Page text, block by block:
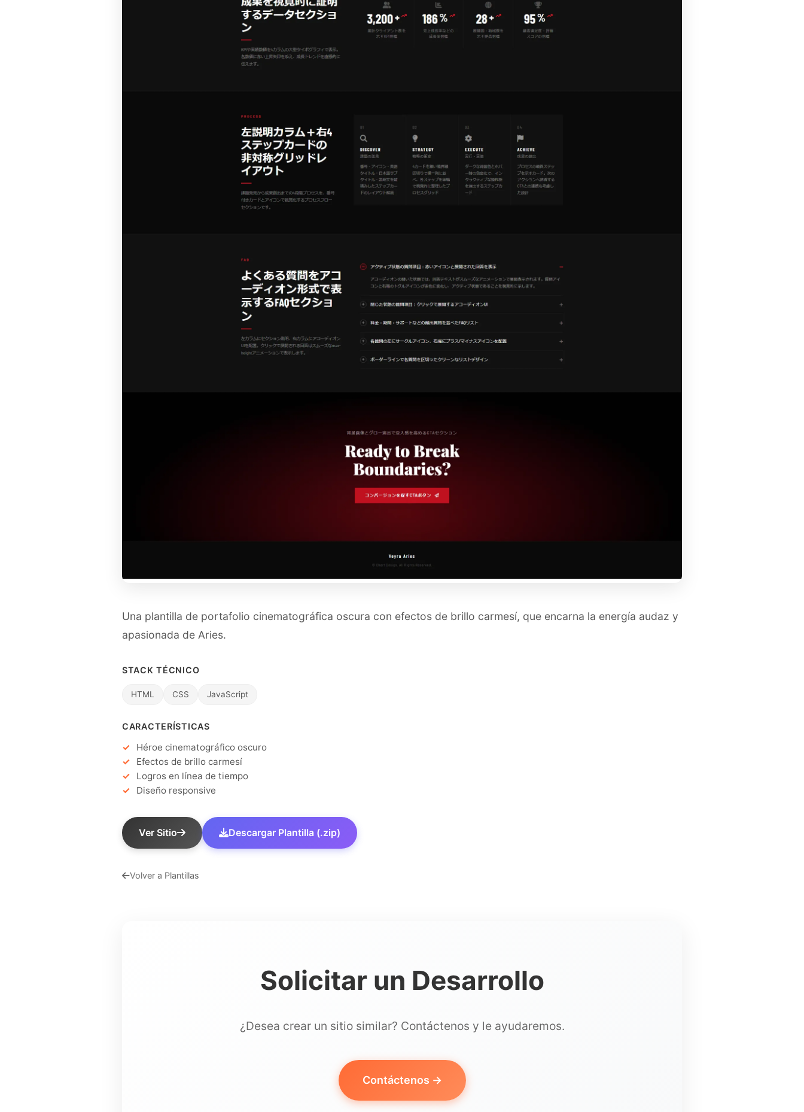
Una plantilla de portafolio cinematográfica oscura con efectos de brillo carmesí, que encarna la energía audaz y
apasionada de Aries.
STACK TÉCNICO
HTML CSS JavaScript
CARACTERÍSTICAS
Héroe cinematográfico oscuro
Efectos de brillo carmesí
Logros en línea de tiempo
Diseño responsive
Ver Sitio Descargar Plantilla (.zip)
Volver a Plantillas
Solicitar un Desarrollo
¿Desea crear un sitio similar? Contáctenos y le ayudaremos.
Contáctenos →